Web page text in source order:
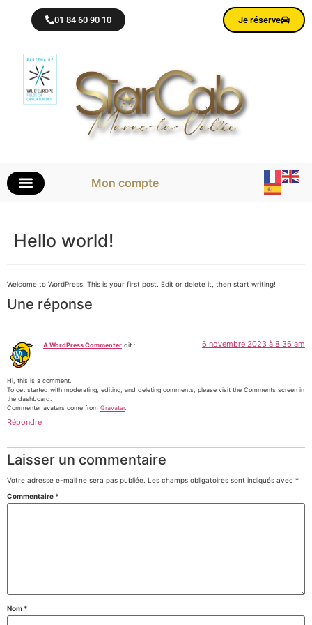
01 84 60 90 10 Je réserve
Mon compte
Hello world!
Welcome to WordPress. This is your first post. Edit or delete it, then start writing!
Une réponse
A WordPress Commenter dit : 6 novembre 2023 à 8:36 am
Hi, this is a comment.
To get started with moderating, editing, and deleting comments, please visit the Comments screen in
the dashboard.
Commenter avatars come from Gravatar.
Répondre
Laisser un commentaire
Votre adresse e-mail ne sera pas publiée. Les champs obligatoires sont indiqués avec *
Commentaire *
Nom *